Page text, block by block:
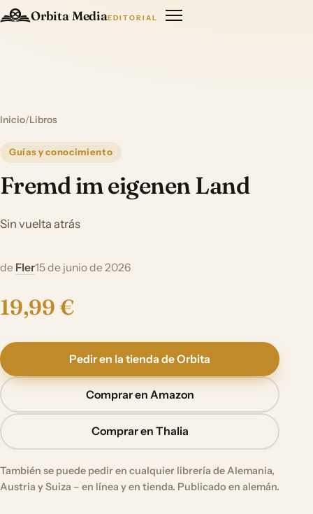
Orbita MediaEDITORIAL
Inicio/Libros
Guías y conocimiento
Fremd im eigenen Land
Sin vuelta atrás
de Fler15 de junio de 2026
19,99 €
Pedir en la tienda de Orbita
Comprar en Amazon
Comprar en Thalia
También se puede pedir en cualquier librería de Alemania,
Austria y Suiza – en línea y en tienda. Publicado en alemán.